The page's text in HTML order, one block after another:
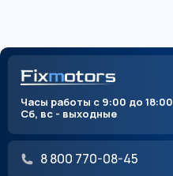
Часы работы с 9:00 до 18:00
Сб, вс - выходные
8 800 770-08-45